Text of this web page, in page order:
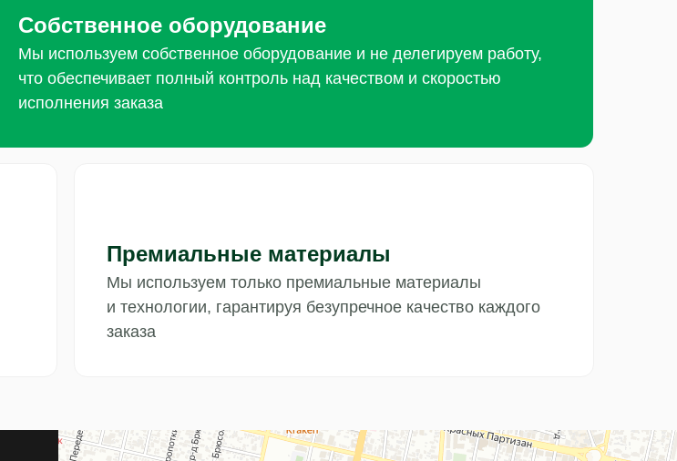
Собственное оборудование
Мы используем собственное оборудование и не делегируем работу,
что обеспечивает полный контроль над качеством и скоростью
исполнения заказа
Премиальные материалы
Мы используем только премиальные материалы
и технологии, гарантируя безупречное качество каждого
заказа